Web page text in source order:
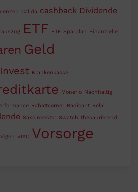
Calida cashback Dividende
ETF ETF Sparplan Finanzielle
Geld
Invest Krankenkasse
Monerio Nachhaltig
Rabattcorner Radicant Relai
SaxoInvestor Swatch thesaurierend
VIAC Vorsorge